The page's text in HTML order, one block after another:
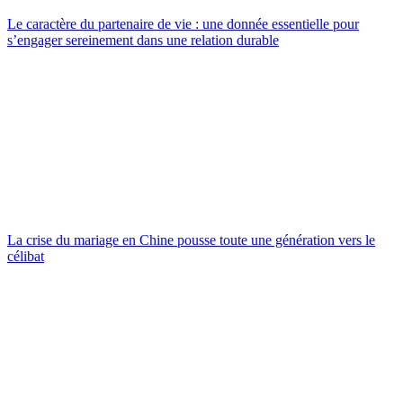
Le caractère du partenaire de vie : une donnée essentielle pour
s’engager sereinement dans une relation durable
La crise du mariage en Chine pousse toute une génération vers le
célibat